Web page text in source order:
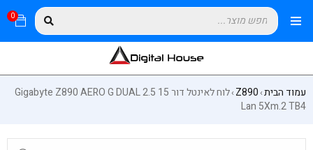
0
עמוד הבית›
Z890
›
לוח לאינטל דור 15 Gigabyte Z890 AERO G DUAL 2.5
Lan 5Xm.2 TB4